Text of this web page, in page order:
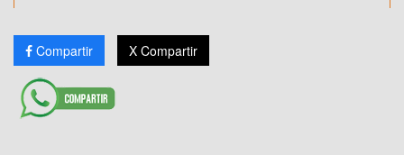
Compartir X Compartir